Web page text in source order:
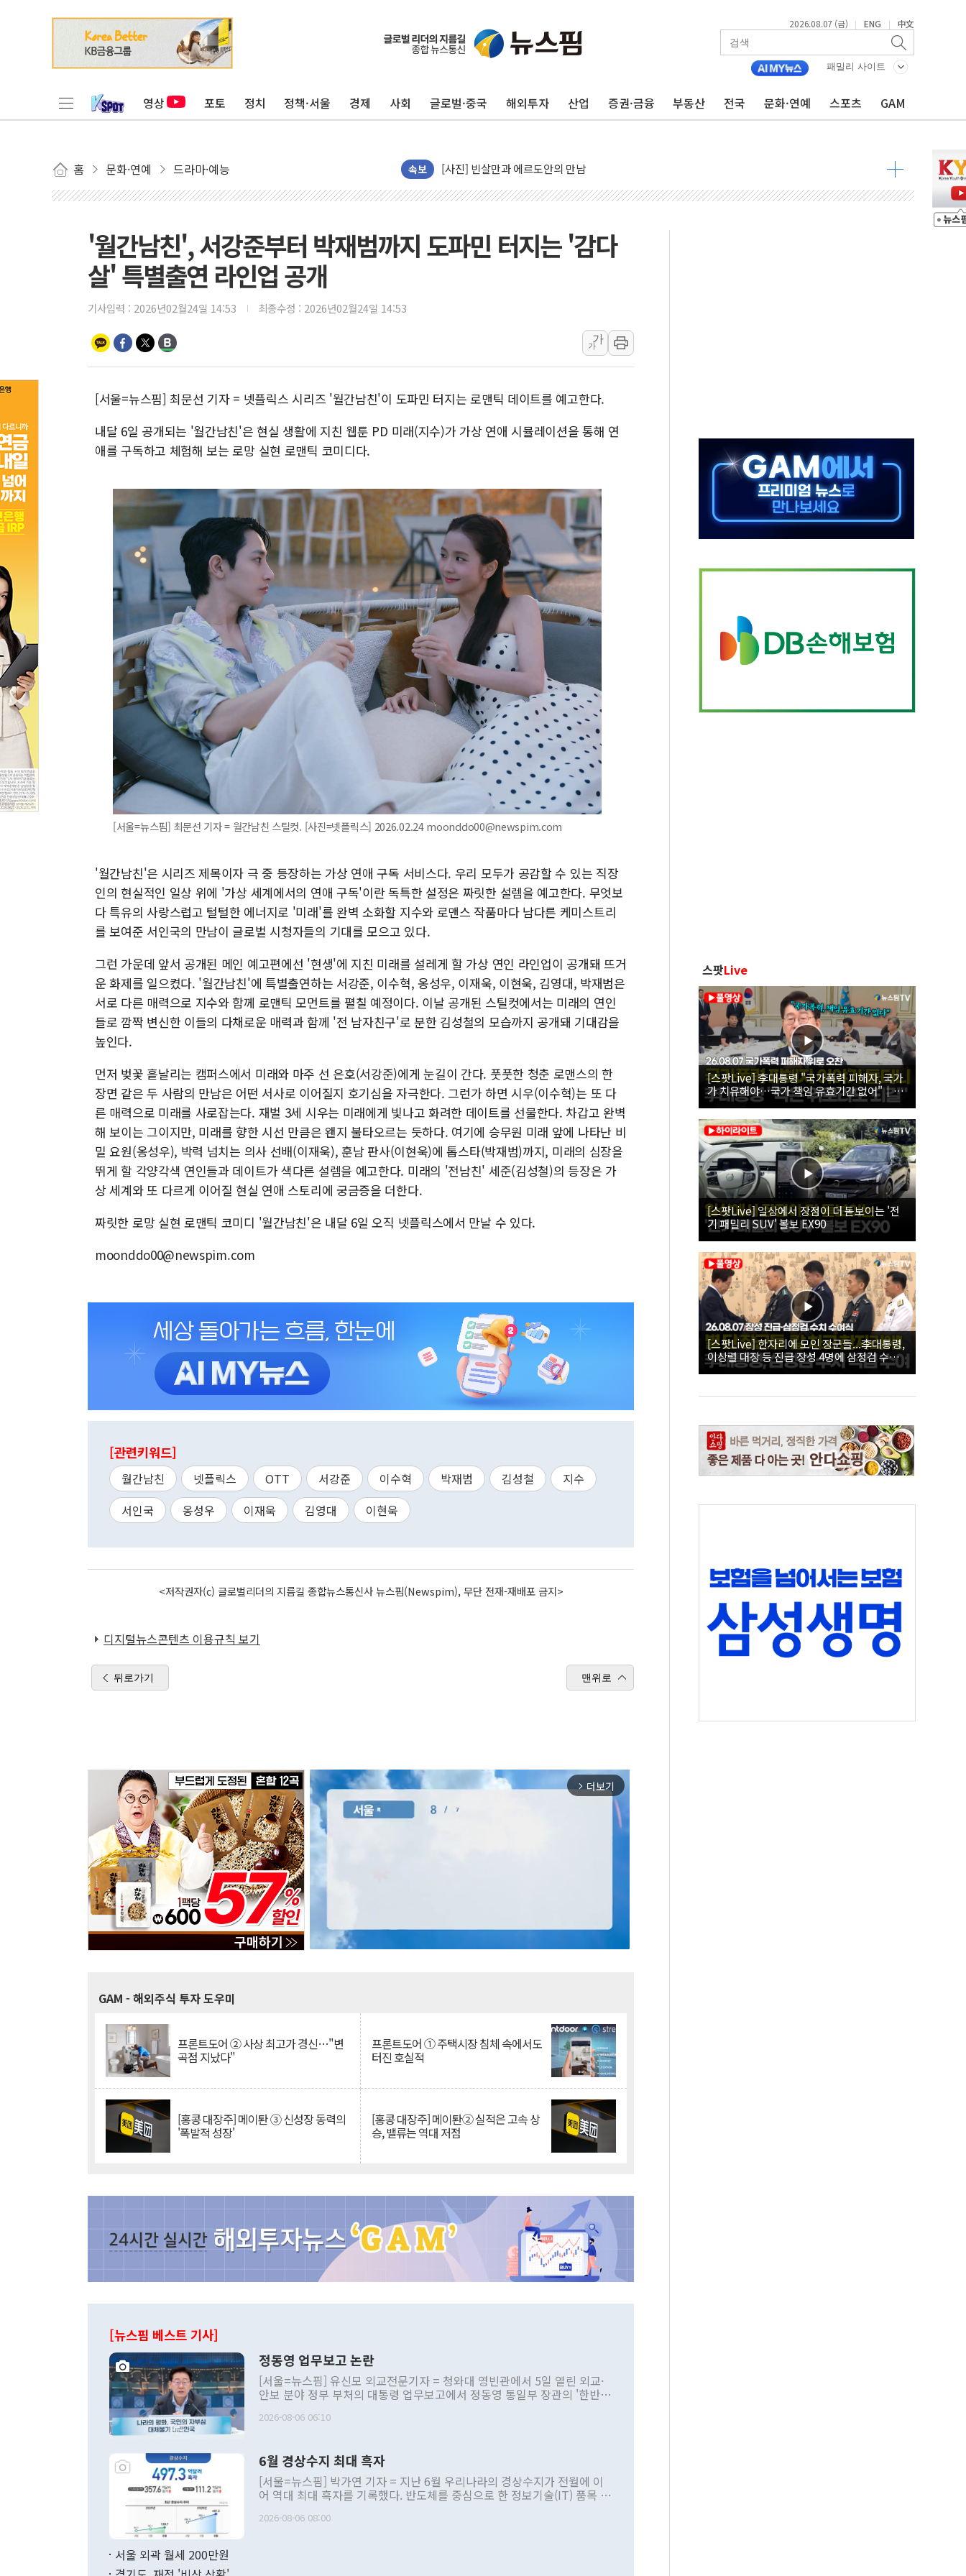
2026.08.07 (금) | ENG | 中文
패밀리 사이트
영상 포토 정치 정책·서울 경제 사회 글로벌·중국 해외투자 산업 증권·금융 부동산 전국 문화·연예 스포츠 GAM
홈 문화·연예 드라마·예능 속보
트럼프 "금리 내려야"…파월 때와 달리 워시엔 톤 낮춰
특정 정치인 측근 포항시 정책특보 내정설...포항시 '시끌'
李 대통령, '6시간 마라톤 부동산 2차 회의' 주재… "전폭적 공급 확대·속도전 총력"
트럼프, 中 겨냥 폴리실리콘 관세 15% 부과…美 태양광주 급등
이란와이어 "이란 최고지도자 위독…곧 사망해도 놀랍지 않아"
남동발전, 해남군에 국내 최대 규모 400MW 태양광 착공…여의도 1.6배 규모
황희 '폐버스 청년주택' SNS 글 역풍에 "정부정책 아냐" 해명
폭염 누그러지고 가뭄 숙지나...경북동해안권 8~9일 최대 100mm 호우
[AI 부동산 투데이] 특공 전략도 '극과 극'…생애최초만 경쟁 치열
[코인시황] 비트코인 6만4000달러대 횡보…고래·ETF 매수에도 고유가·금리·입법 지연 '삼중 부담'
'찜통더위'에 전력수요 역대 최고치 경신…한낮 총수요 104.3GW 기록
후티 반군, 예멘 정부군과 사우디 동시 공격… 위기 고조되는 또 다른 중동 화약고
42.5도 역대급 폭염…동물들도 특별식으로 여름나기 [뉴스핌 줌인]
'월간남친', 서강준부터 박재범까지 도파민 터지는 '감다
살' 특별출연 라인업 공개
기사입력 : 2026년02월24일 14:53 최종수정 : 2026년02월24일 14:53
가
가
[서울=뉴스핌] 최문선 기자 = 넷플릭스 시리즈 '월간남친'이 도파민 터지는 로맨틱 데이트를 예고한다.
내달 6일 공개되는 '월간남친'은 현실 생활에 지친 웹툰 PD 미래(지수)가 가상 연애 시뮬레이션을 통해 연
애를 구독하고 체험해 보는 로망 실현 로맨틱 코미디​다.
[서울=뉴스핌] 최문선 기자 = 월간남친 스틸컷. [사진=넷플릭스] 2026.02.24 moonddo00@newspim.com
'월간남친'은 시리즈 제목이자 극 중 등장하는 가상 연애 구독 서비스다. 우리 모두가 공감할 수 있는 직장
인의 현실적인 일상 위에 '가상 세계에서의 연애 구독'이란 독특한 설정은 짜릿한 설렘을 예고한다. 무엇보
다 특유의 사랑스럽고 털털한 에너지로 '미래'를 완벽 소화할 지수와 로맨스 작품마다 남다른 케미스트리
를 보여준 서인국의 만남이 글로벌 시청자들의 기대를 모으고 있다.
그런 가운데 앞서 공개된 메인 예고편에선 '현생'에 지친 미래를 설레게 할 가상 연인 라인업이 공개돼 뜨거
운 화제를 일으켰다. '​월간남친'에 특별출연하는 서강준, 이수혁, 옹성우, 이재욱, 이현욱, 김영대, 박재범은
서로 다른 매력으로 지수와 함께 로맨틱 모먼트를 펼칠 예정이다. 이날 공개된 스틸컷에서는 미래의 연인
들로 깜짝 변신한 이들의 다채로운 매력과 함께 '전 남자친구'로 분한 김성철의 모습까지 공개돼 기대감을
높인다.
먼저 벚꽃 흩날리는 캠퍼스에서 미래와 마주 선 은호(서강준)에게 눈길이 간다. 풋풋한 청춘 로맨스의 한
장면 같은 두 사람의 만남은 어떤 서사로 이어질지 호기심을 자극한다. 그런가 하면 시우(이수혁)는 또 다
른 매력으로 미래를 사로잡는다. 재벌 3세 시우는 미래에게 빛나고 화려한 데이트를 선물한다. 차갑고 완벽
해 보이는 그이지만, 미래를 향한 시선 만큼은 왠지 불타오르는 듯하다. 여기에 승무원 미래 앞에 나타난 비
밀 요원(옹성우), 박력 넘치는 의사 선배(이재욱), 훈남 판사(이현욱)에 톱스타(박재범)까지, 미래의 심장을
뛰게 할 각양각색 연인들과 데이트가 색다른 설렘을 예고한다. 미래의 '전남친' 세준(김성철)의 등장은 가
상 세계와 또 다르게 이어질 현실 연애 스토리에 궁금증을 더한다.
짜릿한 로망 실현 로맨틱 코미디 '월간남친'은 내달 6일 오직 넷플릭스에서 만날 수 있다.
moonddo00@newspim.com
[관련키워드]
월간남친 넷플릭스 OTT 서강준 이수혁 박재범 김성철
지수
서인국
옹성우 이재욱 김영대 이현욱
<저작권자(c) 글로벌리더의 지름길 종합뉴스통신사 뉴스핌(Newspim), 무단 전재-재배포 금지>
디지털뉴스콘텐츠 이용규칙 보기
뒤로가기 맨위로
arrow_forward_ios 더보기
GAM - 해외주식 투자 도우미
프론트도어 ② 사상 최고가 경신…"변
곡점 지났다"
프론트도어 ① 주택시장 침체 속에서도
터진 호실적
[홍콩 대장주] 메이퇀 ③ 신성장 동력의
'폭발적 성장'
[홍콩 대장주] 메이퇀② 실적은 고속 상
승, 밸류는 역대 저점
[뉴스핌 베스트 기사]
정동영 업무보고 논란
[서울=뉴스핌] 유신모 외교전문기자 = 청와대 영빈관에서 5일 열린 외교·
안보 분야 정부 부처의 대통령 업무보고에서 정동영 통일부 장관의 '한반도
발언 중에는 정부 내 조율을 거치지 않은 사안을 정책으로 추진하겠다고 공
주의적 희망에 근거한 비현실적 구상'이라는 비판을 내놨다. 그동안 정 장
관의 대북 정책 관련 발언이 물의를 빚은 적은 여러 번 있지만 대통령과 유
관 부처 장관이 공개적으로 부정적 입장을 표명한 것은 이례적이다. 정 장
관의 무리한 대북 접근법과 월권을 제어해야 한다는 목소리도 높아지고 있
다. [정동영 통일부 장관이 지난달 23일 오후 서울 종로구 정부서울청사에
2026-08-06 06:10
6월 경상수지 최대 흑자
[서울=뉴스핌] 박가연 기자 = 지난 6월 우리나라의 경상수지가 전월에 이
어 역대 최대 흑자를 기록했다. 반도체를 중심으로 한 정보기술(IT) 품목 수
료=한국은행] 한국은행이 6일 발표한 '2026년 6월 국제수지(잠정)'에 따르
2026-08-06 08:00
서울 외곽 월세 200만원
스팟Live
[스팟Live] 李대통령 "국가폭력 피해자, 국가
가 치유해야…국가 책임 유효기간 없어"｜
26.08.07 국가폭력 피해자 위로 오찬
[스팟Live] 일상에서 장점이 더 돋보이는 '전
기 패밀리 SUV' 볼보 EX90
[스팟Live] 한자리에 모인 장군들...李대통령,
이상렬 대장 등 진급 장성 4명에 삼정검 수치
직접 수여｜26.08.07 장성 진급·삼정검 수치